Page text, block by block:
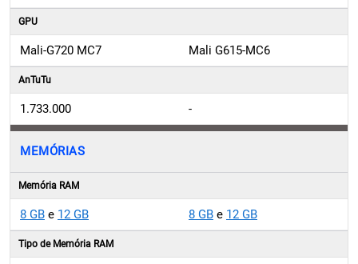
GPU
Mali-G720 MC7 Mali G615-MC6
AnTuTu
1.733.000 -
MEMÓRIAS
Memória RAM
8 GB e 12 GB 8 GB e 12 GB
Tipo de Memória RAM